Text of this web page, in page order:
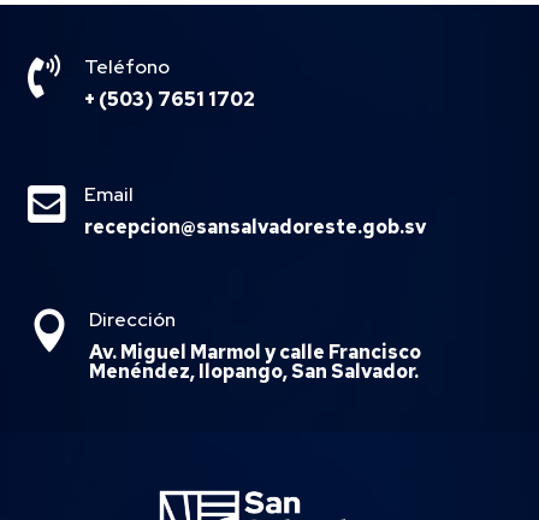

Teléfono
+ (503) 7651 1702

Email
recepcion@sansalvadoreste.gob.sv

Dirección
Av. Miguel Marmol y calle Francisco
Menéndez, Ilopango, San Salvador.